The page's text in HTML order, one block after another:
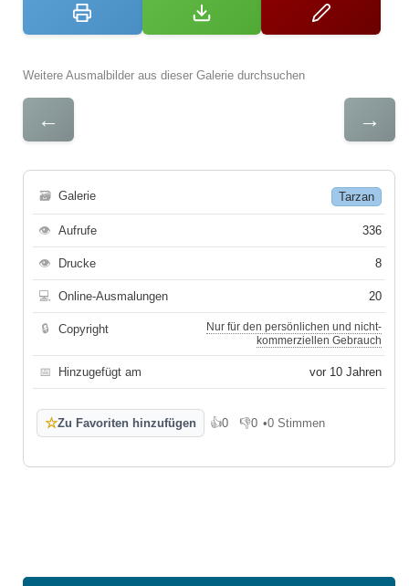
Weitere Ausmalbilder aus dieser Galerie durchsuchen
← →
🗃 Galerie Tarzan
👁 Aufrufe 336
👁 Drucke 8
💻 Online-Ausmalungen 20
🔒 Copyright
Nur für den persönlichen und nicht-
kommerziellen Gebrauch
📅 Hinzugefügt am vor 10 Jahren
☆Zu Favoriten hinzufügen 👍0
Gefällt mir
👎0
Gefällt mir nicht
•0 Stimmen